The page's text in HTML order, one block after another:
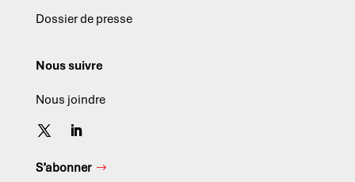
Dossier de presse
Nous suivre
Nous joindre
S’abonner